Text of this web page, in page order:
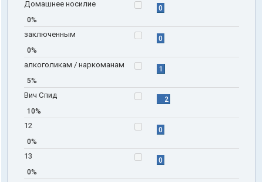
Домашнее носилие
0
0%
заключенным
0
0%
алкоголикам / наркоманам
1
5%
Вич Спид
2
10%
12
0
0%
13
0
0%